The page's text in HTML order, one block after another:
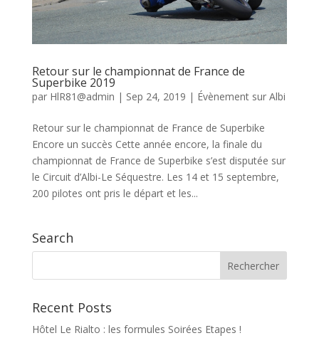
Retour sur le championnat de France de
Superbike 2019
par HlR81@admin | Sep 24, 2019 | Évènement sur Albi
Retour sur le championnat de France de Superbike
Encore un succès Cette année encore, la finale du
championnat de France de Superbike s’est disputée sur
le Circuit d’Albi-Le Séquestre. Les 14 et 15 septembre,
200 pilotes ont pris le départ et les...
Search
Recent Posts
Hôtel Le Rialto : les formules Soirées Etapes !